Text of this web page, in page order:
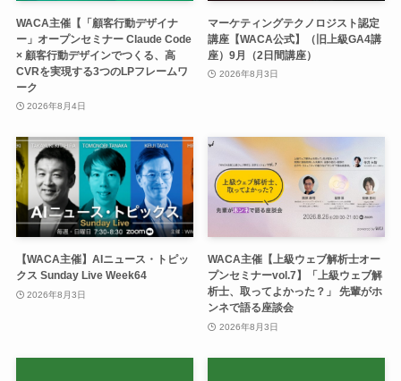
WACA主催【「顧客行動デザイナ
ー」オープンセミナー Claude Code
× 顧客行動デザインでつくる、高
CVRを実現する3つのLPフレームワ
ーク
2026年8月4日
マーケティングテクノロジスト認定
講座【WACA公式】（旧上級GA4講
座）9月（2日間講座）
2026年8月3日
【WACA主催】AIニュース・トピッ
クス Sunday Live Week64
2026年8月3日
WACA主催【上級ウェブ解析士オー
プンセミナーvol.7】「上級ウェブ解
析士、取ってよかった？」 先輩がホ
ンネで語る座談会
2026年8月3日